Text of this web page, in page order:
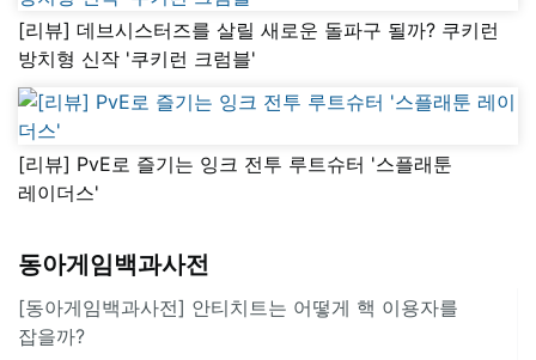
[리뷰] 데브시스터즈를 살릴 새로운 돌파구 될까? 쿠키런
방치형 신작 '쿠키런 크럼블'
[리뷰] PvE로 즐기는 잉크 전투 루트슈터 '스플래툰
레이더스'
동아게임백과사전
[동아게임백과사전] 안티치트는 어떻게 핵 이용자를
잡을까?